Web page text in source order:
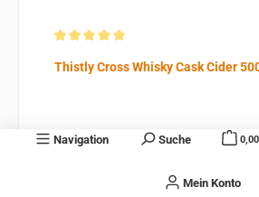
Navigation Suche
Mein Konto
Thistly Cross Whisky Cask Cider
Inhalt: